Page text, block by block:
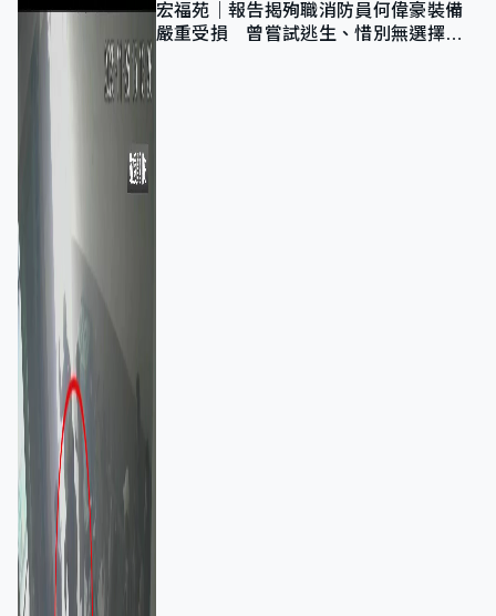
宏福苑｜報告揭殉職消防員何偉豪裝備
嚴重受損 曾嘗試逃生、惜別無選擇下